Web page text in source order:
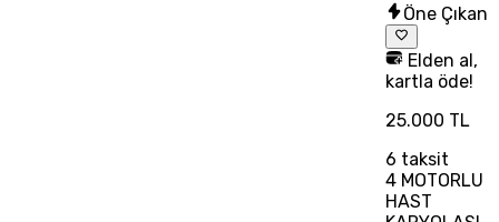
Öne Çıkan
Elden al,
kartla öde!
25.000 TL
6 taksit
4 MOTORLU
HAST